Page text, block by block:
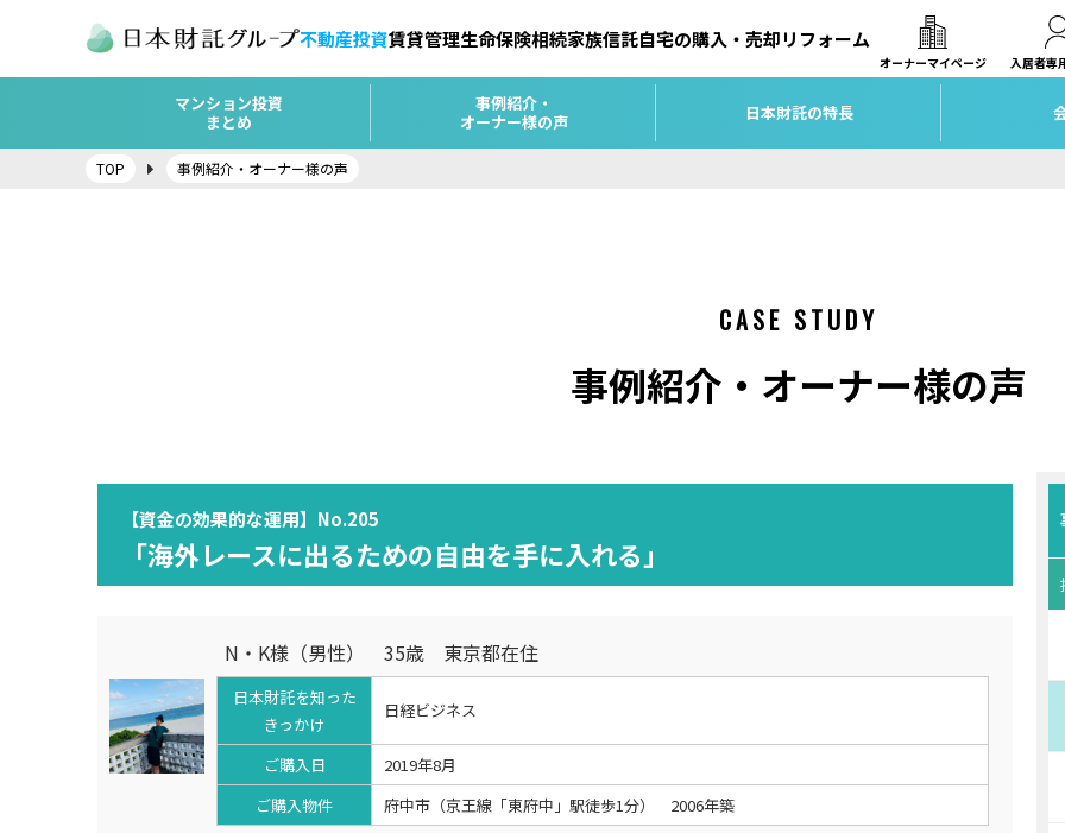
不動産投資賃貸管理生命保険相続家族信託自宅の購入・売却リフォーム
オーナーマイページ 入居者専
マンション投資
まとめ
事例紹介・
オーナー様の声
日本財託の特長
TOP 事例紹介・オーナー様の声
CASE STUDY
事例紹介・オーナー様の声
【資金の効果的な運用】No.205
「海外レースに出るための自由を手に入れる」
N・K様（男性） 35歳 東京都在住
日本財託を知った
きっかけ
日経ビジネス
ご購入日
2019年8月
ご購入物件
府中市（京王線「東府中」駅徒歩1分） 2006年築